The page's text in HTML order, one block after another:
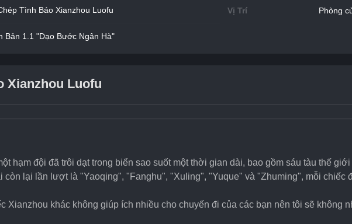
Tình Báo Xianzhou Luofu Vị Trí Phòng
Bản 1.1 "Dạo Bước Ngân Hà"
Xianzhou Luofu
hạm đội đã trôi dạt trong biển sao suốt một thời gian dài, bao gồm sáu tàu thế
còn lại lần lượt là "Yaoqing", "Fanghu", "Xuling", "Yuque" và "Zhuming", mỗi chiếc
Xianzhou khác không giúp ích nhiều cho chuyến đi của các bạn nên tôi sẽ không